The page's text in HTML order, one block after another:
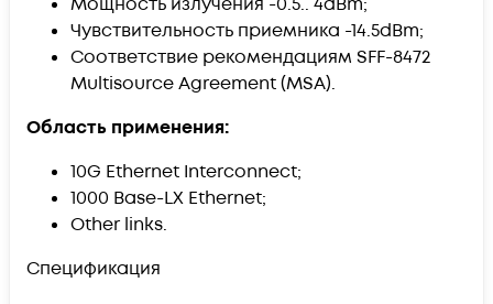
Чувствительность приемника -14.5dBm;
Соответствие рекомендациям SFF-8472
Multisource Agreement (MSA).
Область применения:
10G Ethernet Interconnect;
1000 Base-LX Ethernet;
Other links.
Спецификация